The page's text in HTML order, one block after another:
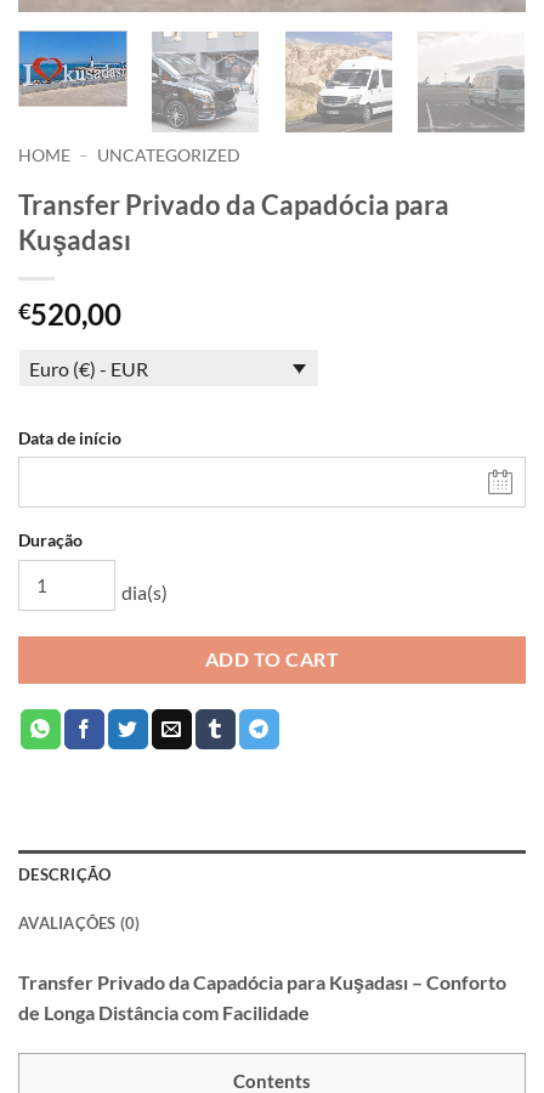
HOME – UNCATEGORIZED
Transfer Privado da Capadócia para
Kuşadası
€520,00
Euro (€) - EUR
Data de início
Duração
dia(s)
ADD TO CART
DESCRIÇÃO
AVALIAÇÕES (0)
Transfer Privado da Capadócia para Kuşadası – Conforto
de Longa Distância com Facilidade
Contents